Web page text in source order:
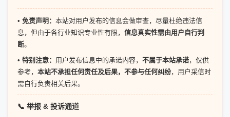
• 免责声明： 本站对用户发布的信息会做审查，尽量杜绝违法信
息，但由于各行业知识专业性有限， 信息真实性需由用户自行判
断。
• 特别注意： 用户发布信息中的承诺内容， 不属于本站承诺，仅供
参考， 本站不承担任何责任及后果，不参与任何纠纷，用户采信时
需自行负责相关后果。
📞 举报 & 投诉通道